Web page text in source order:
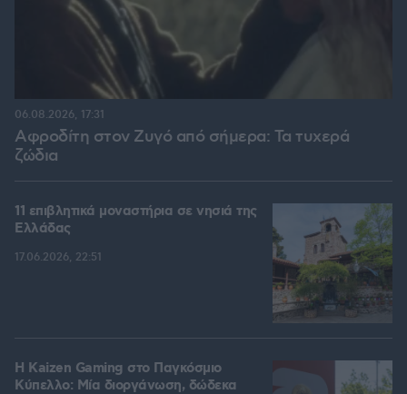
Αφροδίτη στον Ζυγό από σήμερα: Τα τυχερά
ζώδια
06.08.2026, 17:31
11 επιβλητικά μοναστήρια σε νησιά της
Ελλάδας
17.06.2026, 22:51
H Kaizen Gaming στο Παγκόσμιο
Kύπελλο: Μία διοργάνωση, δώδεκα